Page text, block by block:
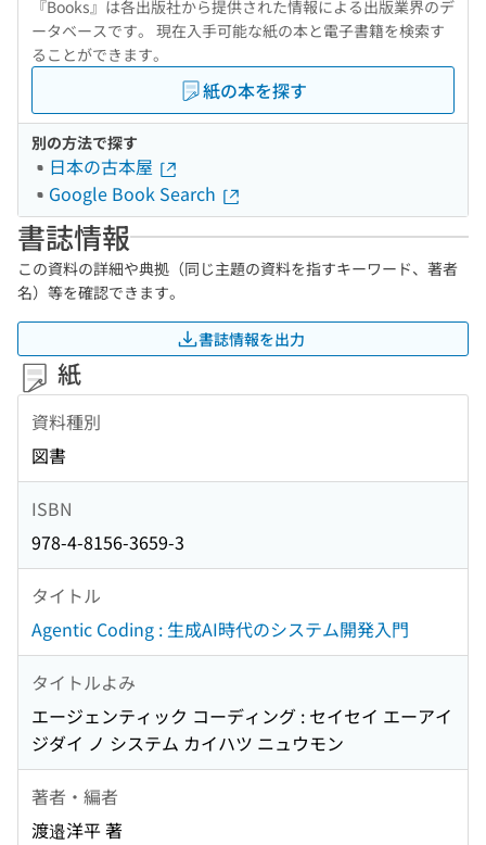
『Books』は各出版社から提供された情報による出版業界のデ
ータベースです。 現在入手可能な紙の本と電子書籍を検索す
ることができます。
紙の本を探す
別の方法で探す
日本の古本屋
Google Book Search
書誌情報
この資料の詳細や典拠（同じ主題の資料を指すキーワード、著者
名）等を確認できます。
書誌情報を出力
紙
資料種別
図書
ISBN
978-4-8156-3659-3
タイトル
Agentic Coding : 生成AI時代のシステム開発入門
タイトルよみ
エージェンティック コーディング : セイセイ エーアイ
ジダイ ノ システム カイハツ ニュウモン
著者・編者
渡邉洋平 著